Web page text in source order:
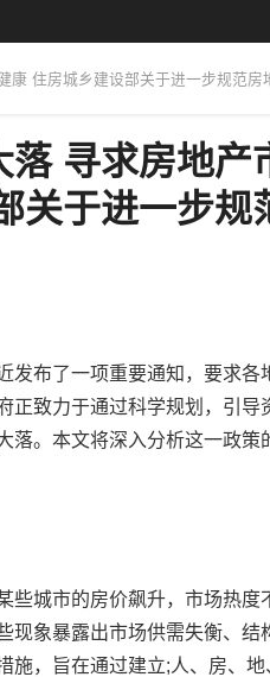
康 住房城乡建设部关于进一步规范房
落 寻求房地产
关于进一步规
发布了一项重要通知，要求各
正致力于通过科学规划，引导
落。本文将深入分析这一政策
些城市的房价飙升，市场热度
现象暴露出市场供需失衡、结
施，旨在通过建立;人、房、地